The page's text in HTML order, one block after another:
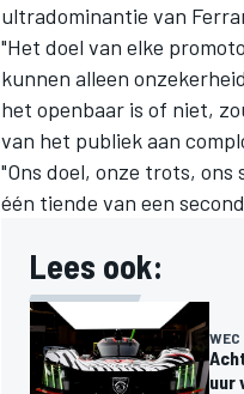
MEER RACEKLASSEN
ultradominantie van
"Het doel van elke
kunnen alleen
het openbaar is of niet,
van het publiek aan
"Ons doel, onze trots,
één tiende van een
Lees ook:
WEC
uur